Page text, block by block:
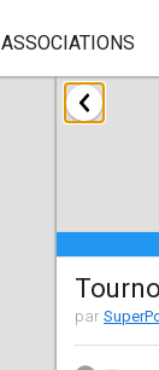
ASSOCIATIONS
par
janvier
14